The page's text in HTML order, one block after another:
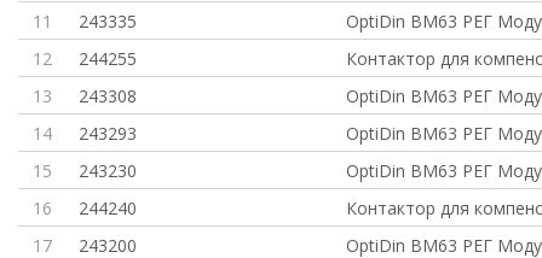
11
243335
OptiDin BM63 РЕГ
12
244255
Контактор для
13
243308
OptiDin BM63 РЕГ
14
243293
OptiDin BM63 РЕГ
15
243230
OptiDin BM63 РЕГ
16
244240
Контактор для
17
243200
OptiDin BM63 РЕГ